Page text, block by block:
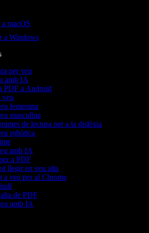
macOS
a Windows
per veu
amb IA
PDF a Android
veu
femenina
masculina
de lectura per a la dislèxia
robòtica
amb IA
a PDF
llegir en veu alta
a veu per al Chrome
de PDF
amb IA